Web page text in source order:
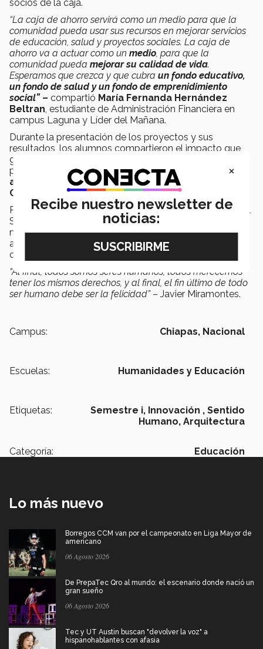
socios de la caja.
“La caja de ahorro servirá como un medio para que la
comunidad pueda usar sus recursos en mejorar servicios
de educación, salud y proyectos sociales. La caja de
ahorro va a actuar como un medio , para que la
comunidad pueda mejorar su calidad de vida.
Esperamos que crezca y que cubra un fondo educativo,
un fondo de salud y un fondo de emprenidimiento
social”– compartió María Fernanda Hernández
Beltran , estudiante de Administración Financiera en
campus Laguna y Líder del Mañana.
Durante la presentación de los proyectos y sus
resultados, los alumnos compartieron el impacto que
generó este Semestre i en su formación, tanto a nivel
personal como académico, siendo un total de
alumnos
, quienes lograron obtener elDiploma de
Concentración Innovación Social.
Pero más que un diploma, el mayor impacto que deja el
Semestre i, es el
Sentido Humano
manera latente en los alumnos quevivieron los retos
así como las herramientas para el crecimento de las
comunidades con las que se trabajó en conjunto.
“Al final, todos somos seres humanos, todos merecemos
tener los mismos derechos, y al final, el fin último de todo
ser humano debe ser la felicidad”– Javier Miramontes.
Campus: Chiapas, Nacional
Escuelas: Humanidades y Educación
Etiquetas: Semestre i, Innovación , Sentido
Humano, Arquitectura
Categoría: Educación
Lo más nuevo
Borregos CCM van por el campeonato en Liga Mayor de
americano
06 Agosto 2026
De PrepaTec Qro al mundo: el escenario donde nació un
gran sueño
06 Agosto 2026
Tec y UT Austin buscan "devolver la voz" a
hispanohablantes con afasia
×
Recibe nuestro newsletter de
noticias: